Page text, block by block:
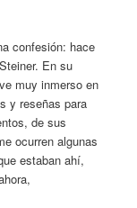
confesión: hace
En su
muy inmerso en
y reseñas para
de sus
ocurren algunas
estaban ahí,